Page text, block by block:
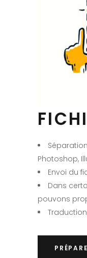
Photoshop,
Envoi du
Dans
pouvons